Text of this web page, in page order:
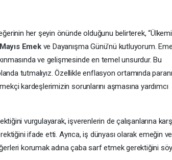
her şeyin önünde olduğunu belirterek,
Emek ve Dayanışma Günü’nü kutluyorum.
ve gelişmesinde en temel unsurdur. Bu
tutmalıyız. Özellikle enflasyon ortamında
kardeşlerimizin sorunlarını aşmasına yardımcı
vurgulayarak, işverenlerin de çalışanlarına
ifade etti. Ayrıca, iş dünyası olarak emeğin ve
korumak adına çaba sarf etmek gerektiğini